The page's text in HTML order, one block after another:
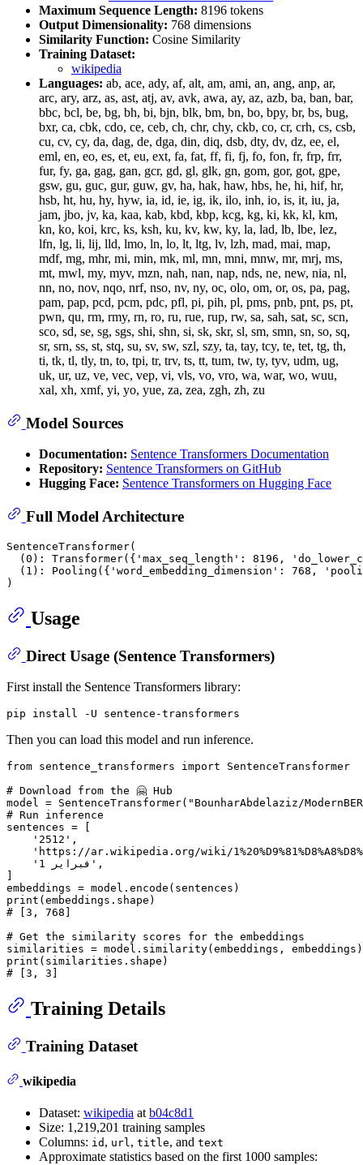
Maximum Sequence Length: 8196 tokens
Output Dimensionality: 768 dimensions
Similarity Function: Cosine Similarity
Training Dataset:
wikipedia
Languages: ab, ace, ady, af, alt, am, ami, an, ang, anp, ar,
arc, ary, arz, as, ast, atj, av, avk, awa, ay, az, azb, ba, ban, bar,
bbc, bcl, be, bg, bh, bi, bjn, blk, bm, bn, bo, bpy, br, bs, bug,
bxr, ca, cbk, cdo, ce, ceb, ch, chr, chy, ckb, co, cr, crh, cs, csb,
cu, cv, cy, da, dag, de, dga, din, diq, dsb, dty, dv, dz, ee, el,
eml, en, eo, es, et, eu, ext, fa, fat, ff, fi, fj, fo, fon, fr, frp, frr,
fur, fy, ga, gag, gan, gcr, gd, gl, glk, gn, gom, gor, got, gpe,
gsw, gu, guc, gur, guw, gv, ha, hak, haw, hbs, he, hi, hif, hr,
hsb, ht, hu, hy, hyw, ia, id, ie, ig, ik, ilo, inh, io, is, it, iu, ja,
jam, jbo, jv, ka, kaa, kab, kbd, kbp, kcg, kg, ki, kk, kl, km,
kn, ko, koi, krc, ks, ksh, ku, kv, kw, ky, la, lad, lb, lbe, lez,
lfn, lg, li, lij, lld, lmo, ln, lo, lt, ltg, lv, lzh, mad, mai, map,
mdf, mg, mhr, mi, min, mk, ml, mn, mni, mnw, mr, mrj, ms,
mt, mwl, my, myv, mzn, nah, nan, nap, nds, ne, new, nia, nl,
nn, no, nov, nqo, nrf, nso, nv, ny, oc, olo, om, or, os, pa, pag,
pam, pap, pcd, pcm, pdc, pfl, pi, pih, pl, pms, pnb, pnt, ps, pt,
pwn, qu, rm, rmy, rn, ro, ru, rue, rup, rw, sa, sah, sat, sc, scn,
sco, sd, se, sg, sgs, shi, shn, si, sk, skr, sl, sm, smn, sn, so, sq,
sr, srn, ss, st, stq, su, sv, sw, szl, szy, ta, tay, tcy, te, tet, tg, th,
ti, tk, tl, tly, tn, to, tpi, tr, trv, ts, tt, tum, tw, ty, tyv, udm, ug,
uk, ur, uz, ve, vec, vep, vi, vls, vo, vro, wa, war, wo, wuu,
xal, xh, xmf, yi, yo, yue, za, zea, zgh, zh, zu
Model Sources
Documentation: Sentence Transformers Documentation
Repository: Sentence Transformers on GitHub
Hugging Face: Sentence Transformers on Hugging Face
Full Model Architecture
SentenceTransformer(
(0): Transformer({'max_seq_length': 8196,
(1): Pooling({'word_embedding_dimension': 768,
Usage
Direct Usage (Sentence Transformers)
First install the Sentence Transformers library:
Then you can load this model and run inference.
from sentence_transformers import SentenceTransformer
# Download from the 🤗 Hub
model = SentenceTransformer( "BounharAbdelaziz/
# Run inference
sentences = [
'2512' ,
'https://ar.wikipedia.org/wiki/
'1 فبراير' ,
print
# [3, 768]
# Get the similarity scores for the embeddings
print
# [3, 3]
Training Details
Training Dataset
wikipedia
Dataset: wikipedia atb04c8d1
Size: 1,219,201 training samples
Columns: id , url, title, and text
Approximate statistics based on the first 1000 samples: